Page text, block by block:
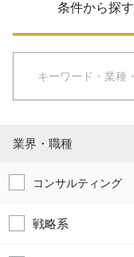
条件から探す
業界・職種
コンサルティング
戦略系